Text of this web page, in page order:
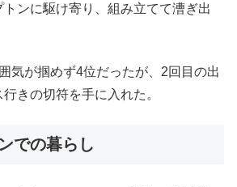
トンに駆け寄り、組み立てて漕ぎ出
気が掴めず4位だったが、2回目の出
きの切符を手に入れた。
での暮らし